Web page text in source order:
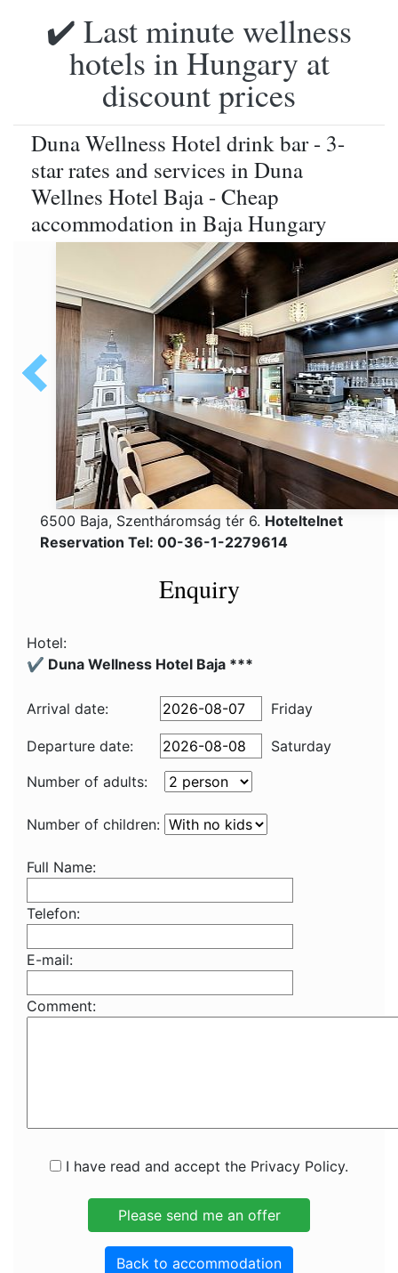
✔️ Last minute wellness
hotels in Hungary at
discount prices
Duna Wellness Hotel drink bar - 3-
star rates and services in Duna
Wellnes Hotel Baja - Cheap
accommodation in Baja Hungary
6500 Baja, Szentháromság tér 6. Hoteltelnet
Reservation Tel: 00-36-1-2279614
Enquiry
Hotel:
✔️ Duna Wellness Hotel Baja ***
Arrival date: Friday
Departure date:
Saturday
Number of adults:
Number of children:
Full Name:
Telefon:
E-mail:
Comment:
I have read and accept the Privacy Policy.
Back to accommodation